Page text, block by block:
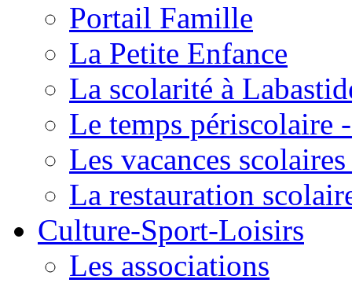
Portail Famille
La Petite Enfance
La scolarité à
Le temps périscolaire
Les vacances
La restauration
Culture-Sport-Loisirs
Les associations